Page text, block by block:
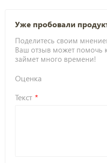
Уже пробовали
Поделитесь своим
Ваш отзыв может помочь
займет много времени!
Оценка
Текст